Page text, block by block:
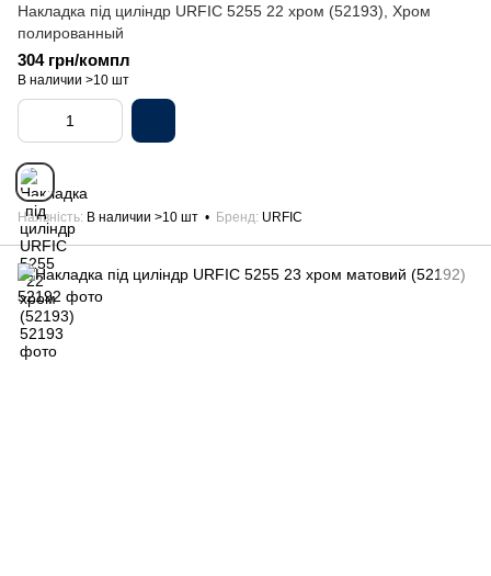
Накладка під циліндр URFIC 5255 22 хром (52193), Хром
полированный
304 грн/компл
В наличии >10 шт
Наявність В наличии >10 шт Бренд URFIC